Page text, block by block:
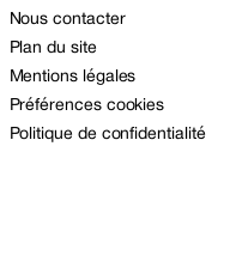
Nous contacter
Plan du site
Mentions légales
Préférences cookies
Politique de confidentialité